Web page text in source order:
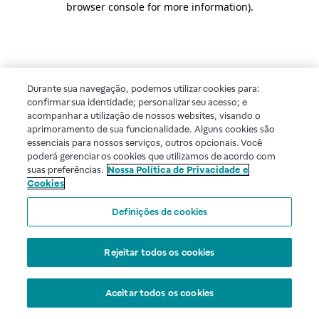
browser console for more information).
Durante sua navegação, podemos utilizar cookies para:
confirmar sua identidade; personalizar seu acesso; e
acompanhar a utilização de nossos websites, visando o
aprimoramento de sua funcionalidade. Alguns cookies são
essenciais para nossos serviços, outros opcionais. Você
poderá gerenciar os cookies que utilizamos de acordo com
suas preferências. Nossa Política de Privacidade e
Cookies
Definições de cookies
Rejeitar todos os cookies
Aceitar todos os cookies